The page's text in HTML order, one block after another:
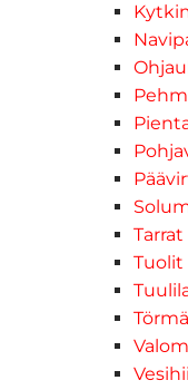
Tarrat
Tuolit